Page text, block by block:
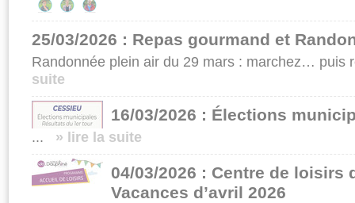
25/03/2026 : Repas gourmand et
Randonnée plein air du 29 mars : marchez… puis
suite
16/03/2026 : Élections
... » lire la suite
04/03/2026 : Centre de loisirs
Vacances d’avril 2026